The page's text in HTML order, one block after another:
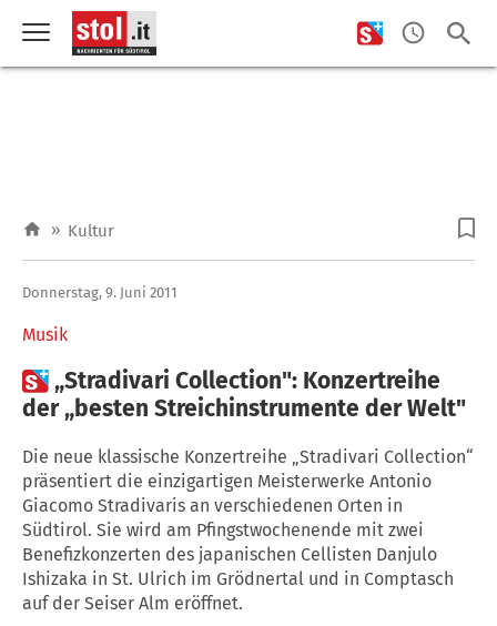
» Kultur
Musik
Donnerstag, 9. Juni 2011
„Stradivari Collection": Konzertreihe
der „besten Streichinstrumente der Welt"
Die neue klassische Konzertreihe „Stradivari Collection“
präsentiert die einzigartigen Meisterwerke Antonio
Giacomo Stradivaris an verschiedenen Orten in
Südtirol. Sie wird am Pfingstwochenende mit zwei
Benefizkonzerten des japanischen Cellisten Danjulo
Ishizaka in St. Ulrich im Grödnertal und in Comptasch
auf der Seiser Alm eröffnet.